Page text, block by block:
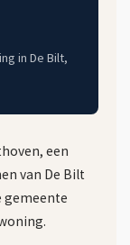
in De Bilt,
een
van De Bilt
gemeente